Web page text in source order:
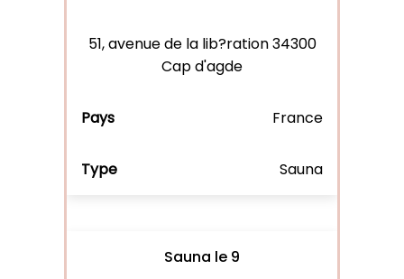
51, avenue de la lib?ration 34300
Cap d'agde
France
Sauna
Sauna le 9